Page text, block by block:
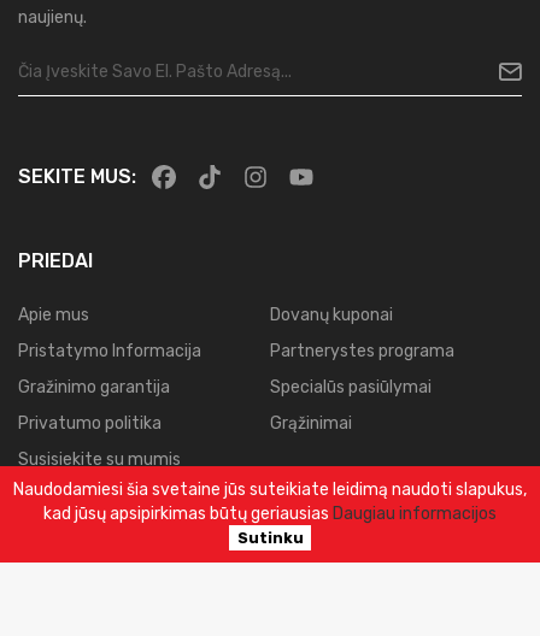
Naudodamiesi šia svetaine jūs suteikiate leidimą naudoti slapukus,
kad jūsų apsipirkimas būtų geriausias Daugiau informacijos
Sutinku
naujienų.
SEKITE MUS:
PRIEDAI
Apie mus
Pristatymo Informacija
Gražinimo garantija
Privatumo politika
Susisiekite su mumis
Svetainės planas
Dovanų kuponai
Partnerystes programa
Specialūs pasiūlymai
Grąžinimai